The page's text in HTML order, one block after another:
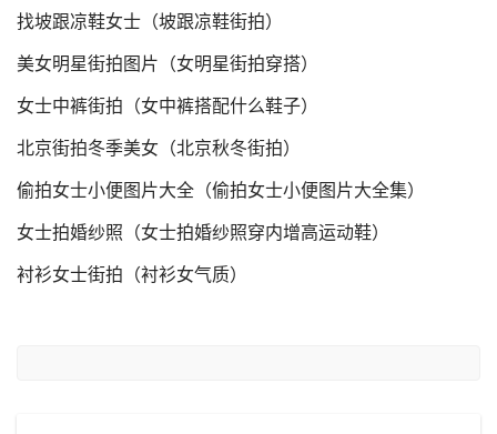
找坡跟凉鞋女士（坡跟凉鞋街拍）
美女明星街拍图片（女明星街拍穿搭）
女士中裤街拍（女中裤搭配什么鞋子）
北京街拍冬季美女（北京秋冬街拍）
偷拍女士小便图片大全（偷拍女士小便图片大全集）
女士拍婚纱照（女士拍婚纱照穿内增高运动鞋）
衬衫女士街拍（衬衫女气质）